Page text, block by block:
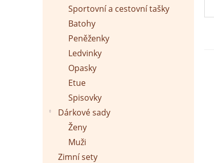
Sportovní a cestovní tašky
Batohy
Peněženky
Ledvinky
Opasky
Etue
Spisovky
Dárkové sady
Ženy
Muži
Zimní sety